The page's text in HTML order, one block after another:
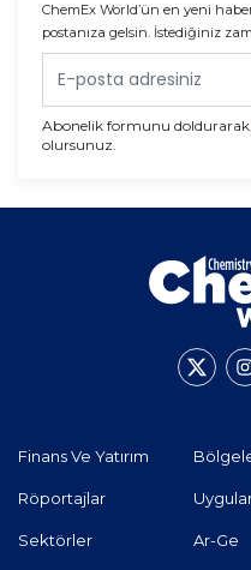
ChemEx World’ün en yeni
postanıza gelsin. İstediğiniz
Abonelik formunu doldurarak,
olursunuz.
Finans Ve Yatırım
Röportajlar
Sektörler Ar-Ge